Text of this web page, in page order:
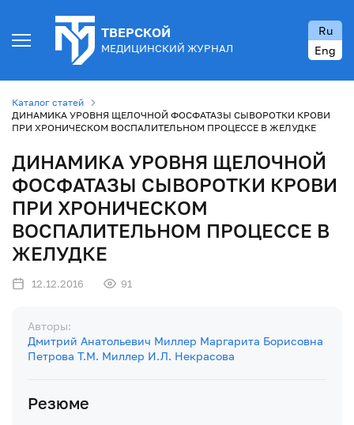
ТВЕРСКОЙ
МЕДИЦИНСКИЙ ЖУРНАЛ
Ru
Eng
Каталог статей
ДИНАМИКА УРОВНЯ ЩЕЛОЧНОЙ ФОСФАТАЗЫ СЫВОРОТКИ КРОВИ
ПРИ ХРОНИЧЕСКОМ ВОСПАЛИТЕЛЬНОМ ПРОЦЕССЕ В ЖЕЛУДКЕ
ДИНАМИКА УРОВНЯ ЩЕЛОЧНОЙ
ФОСФАТАЗЫ СЫВОРОТКИ КРОВИ
ПРИ ХРОНИЧЕСКОМ
ВОСПАЛИТЕЛЬНОМ ПРОЦЕССЕ В
ЖЕЛУДКЕ
12.12.2016 91
Авторы:
Дмитрий Анатольевич Миллер Маргарита Борисовна
Петрова Т.М. Миллер И.Л. Некрасова
Резюме